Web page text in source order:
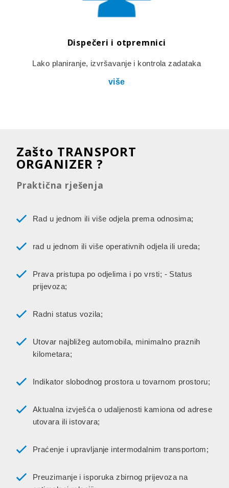
Dispečeri i otpremnici
Lako planiranje, izvršavanje i kontrola zadataka
više
Zašto TRANSPORT
ORGANIZER ?
Praktična rješenja
Rad u jednom ili više odjela prema odnosima;
rad u jednom ili više operativnih odjela ili ureda;
Prava pristupa po odjelima i po vrsti; - Status
prijevoza;
Radni status vozila;
Utovar najbližeg automobila, minimalno praznih
kilometara;
Indikator slobodnog prostora u tovarnom prostoru;
Aktualna izvješća o udaljenosti kamiona od adrese
utovara ili istovara;
Praćenje i upravljanje intermodalnim transportom;
Preuzimanje i isporuka zbirnog prijevoza na